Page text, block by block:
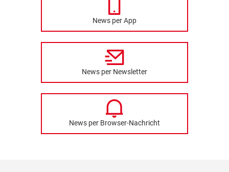
News per App
News per Newsletter
News per Browser-Nachricht